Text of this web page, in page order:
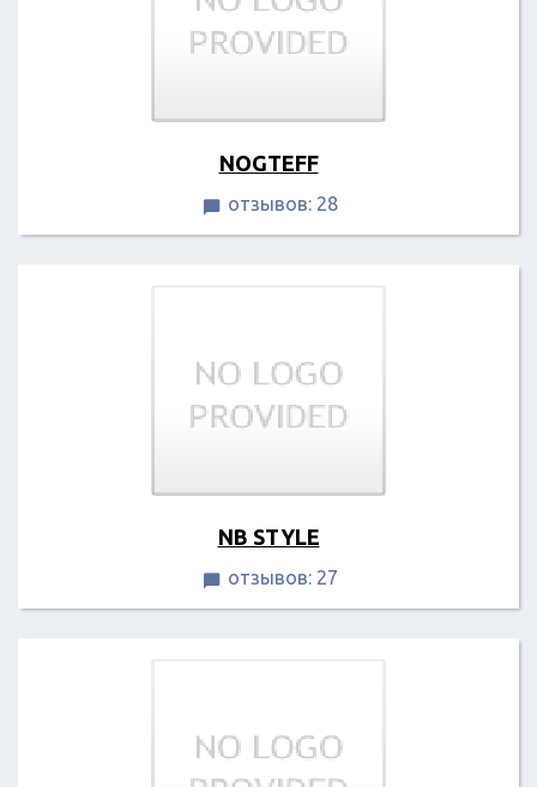
NOGTEFF
 отзывов: 28
NB STYLE
 отзывов: 27